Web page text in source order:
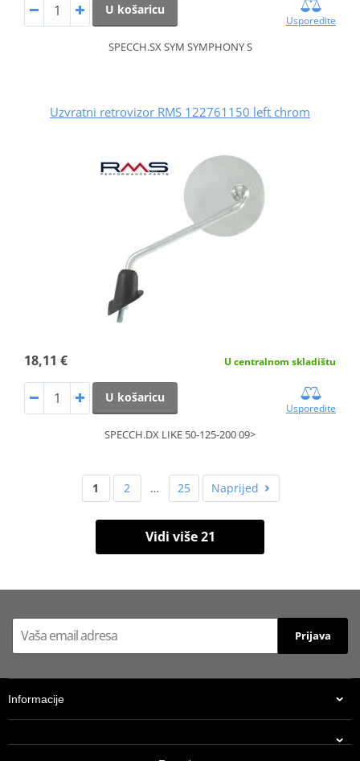
U košaricu
Usporedite
SPECCH.SX SYM SYMPHONY S
Uzvratni retrovizor RMS 122761150 left chrom
18,11 € U centralnom skladištu
U košaricu
Usporedite
SPECCH.DX LIKE 50-125-200 09>
1 2 … 25 Naprijed
Vidi više 21
Prijava
Informacije